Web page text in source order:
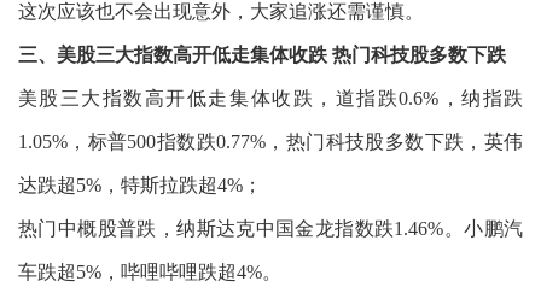
这次应该也不会出现意外，大家追涨还需谨慎。
三、美股三大指数高开低走集体收跌 热门科技股多数下跌
美股三大指数高开低走集体收跌，道指跌0.6%，纳指跌
1.05%，标普500指数跌0.77%，热门科技股多数下跌，英伟
达跌超5%，特斯拉跌超4%；
热门中概股普跌，纳斯达克中国金龙指数跌1.46%。小鹏汽
车跌超5%，哔哩哔哩跌超4%。